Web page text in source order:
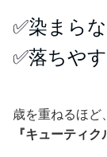
✅染まら
✅落ちや
歳を重ねるほど
『キューティク